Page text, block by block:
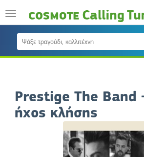
Prestige The Band
ήχος κλήσης